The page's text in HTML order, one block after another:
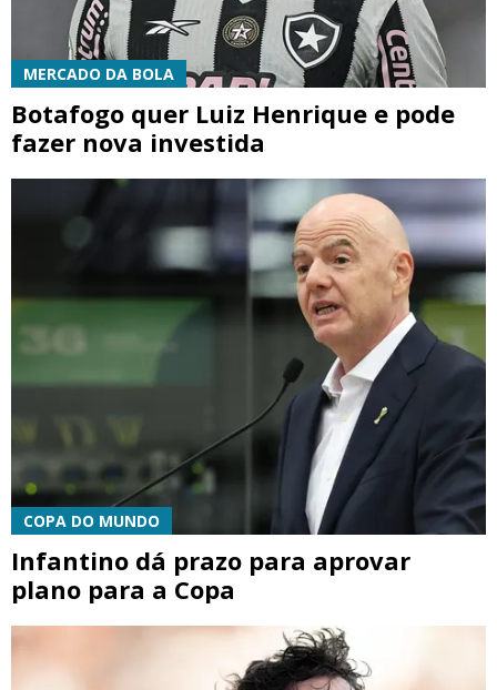
MERCADO DA BOLA
Botafogo quer Luiz Henrique e pode
fazer nova investida
COPA DO MUNDO
Infantino dá prazo para aprovar
plano para a Copa